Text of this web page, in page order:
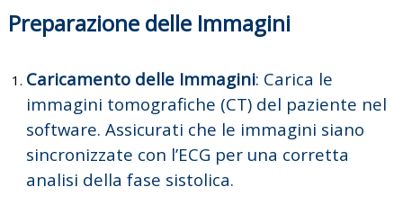
Preparazione delle Immagini
Caricamento delle Immagini: Carica le
immagini tomografiche (CT) del paziente nel
software. Assicurati che le immagini siano
sincronizzate con l’ECG per una corretta
analisi della fase sistolica.